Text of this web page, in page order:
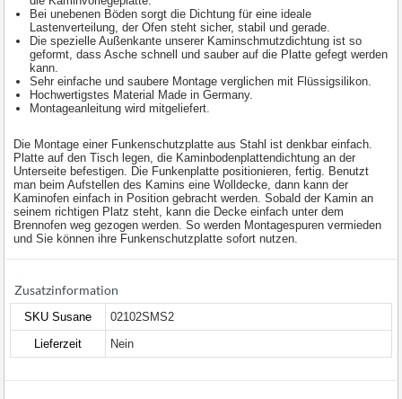
Bei unebenen Böden sorgt die Dichtung für eine ideale
Lastenverteilung, der Ofen steht sicher, stabil und gerade.
Die spezielle Außenkante unserer Kaminschmutzdichtung ist so
geformt, dass Asche schnell und sauber auf die Platte gefegt werden
kann.
Sehr einfache und saubere Montage verglichen mit Flüssigsilikon.
Hochwertigstes Material Made in Germany.
Montageanleitung wird mitgeliefert.
Die Montage einer Funkenschutzplatte aus Stahl ist denkbar einfach.
Platte auf den Tisch legen, die Kaminbodenplattendichtung an der
Unterseite befestigen. Die Funkenplatte positionieren, fertig. Benutzt
man beim Aufstellen des Kamins eine Wolldecke, dann kann der
Kaminofen einfach in Position gebracht werden. Sobald der Kamin an
seinem richtigen Platz steht, kann die Decke einfach unter dem
Brennofen weg gezogen werden. So werden Montagespuren vermieden
und Sie können ihre Funkenschutzplatte sofort nutzen.
Zusatzinformation
SKU Susane
02102SMS2
Lieferzeit
Nein